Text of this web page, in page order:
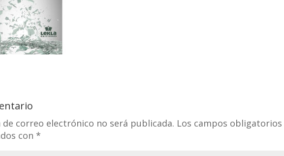
correo electrónico no será publicada. Los campos obligatorios
con *